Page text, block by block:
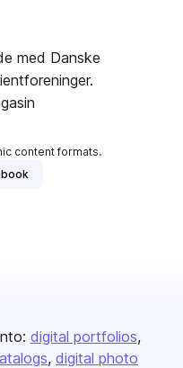
med Danske
content formats.
digital portfolios
digital photo